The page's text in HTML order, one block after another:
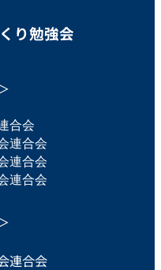
り勉強会
合会
連合会
連合会
連合会
連合会